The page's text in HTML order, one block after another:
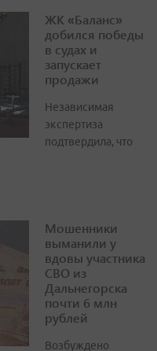
ЖК «Баланс»
добился победы
в судах и
запускает
продажи
Независимая
экспертиза
подтвердила, что
Мошенники
выманили у
вдовы участника
СВО из
Дальнегорска
почти 6 млн
рублей
Возбуждено